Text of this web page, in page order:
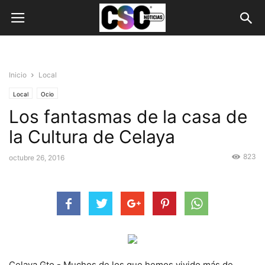
Inicio Local
Local Ocio
Los fantasmas de la casa de
la Cultura de Celaya
octubre 26, 2016 823